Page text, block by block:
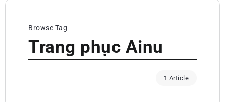
Browse Tag
Trang phục Ainu
1 Article